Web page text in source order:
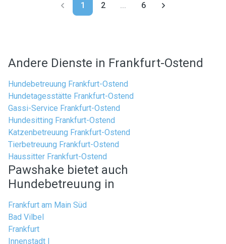
1 2 ... 6
Andere Dienste in Frankfurt-Ostend
Hundebetreuung Frankfurt-Ostend
Hundetagesstätte Frankfurt-Ostend
Gassi-Service Frankfurt-Ostend
Hundesitting Frankfurt-Ostend
Katzenbetreuung Frankfurt-Ostend
Tierbetreuung Frankfurt-Ostend
Haussitter Frankfurt-Ostend
Pawshake bietet auch
Hundebetreuung in
Frankfurt am Main Süd
Bad Vilbel
Frankfurt
Innenstadt I